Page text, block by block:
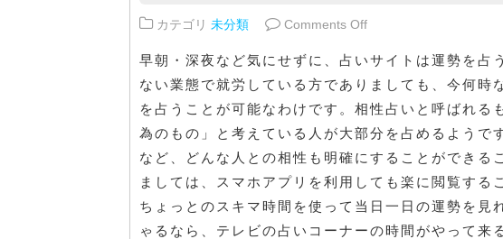
カテゴリ 未分類 Comments Offon 実際のところ告白が
早朝・深夜など気にせずに、占いサイトは運勢を占
ない業態で就労している方でありましても、今何時
を占うことが可能なわけです。相性占いと呼ばれる
為のもの」と考えている人が大部分を占めるようで
など、どんな人との相性も明確にすることができる
ましては、スマホアプリを利用しても楽に閲覧する
ちょっとのスキマ時間を使って当日一日の運勢を見
ゃるなら、テレビの占いコーナーの時間がやって来